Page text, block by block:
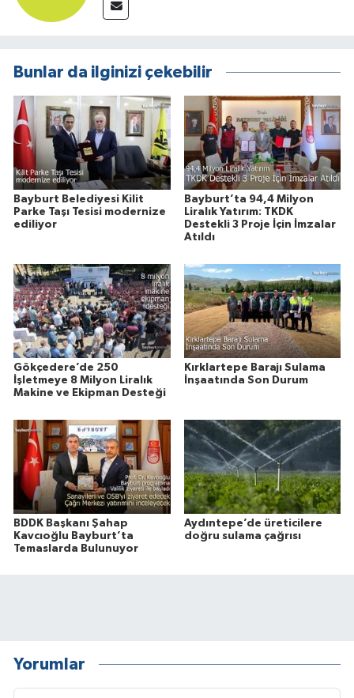
Bunlar da ilginizi çekebilir
Bayburt Belediyesi Kilit
Parke Taşı Tesisi modernize
ediliyor
Bayburt’ta 94,4 Milyon
Liralık Yatırım: TKDK
Destekli 3 Proje İçin İmzalar
Atıldı
Gökçedere’de 250
İşletmeye 8 Milyon Liralık
Makine ve Ekipman Desteği
Kırklartepe Barajı Sulama
İnşaatında Son Durum
BDDK Başkanı Şahap
Kavcıoğlu Bayburt’ta
Temaslarda Bulunuyor
Aydıntepe’de üreticilere
doğru sulama çağrısı
Yorumlar